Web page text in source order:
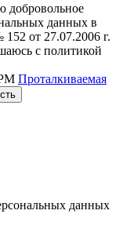
добровольное
данных в
от 27.07.2006 г.
с политикой
Проталкиваемая
данных